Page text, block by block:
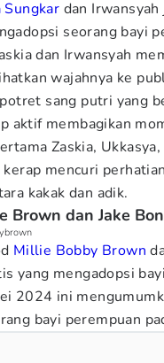
Sungkar dan
seorang bayi
dan Irwansyah
wajahnya ke
sang putri yang
aktif membagikan
Zaskia,
kerap mencuri
kakak dan adik.
Brown dan Jake
Millie Bobby Brown
yang mengadopsi
2024 ini
bayi perempuan